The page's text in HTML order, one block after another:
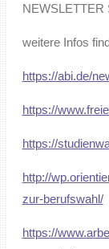
NEWSLETTER
weitere Infos
https://abi.de/
https://
https://
http://
zur-berufswahl/
https://